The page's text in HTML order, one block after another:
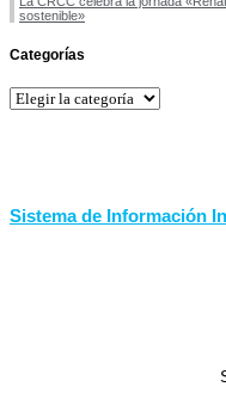
sostenible»
Categorías
Categorías
Sistema de Información